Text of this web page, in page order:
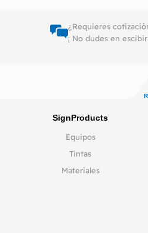
¿Requieres
¡ No dudes en
SignProducts
Equipos
Tintas
Materiales